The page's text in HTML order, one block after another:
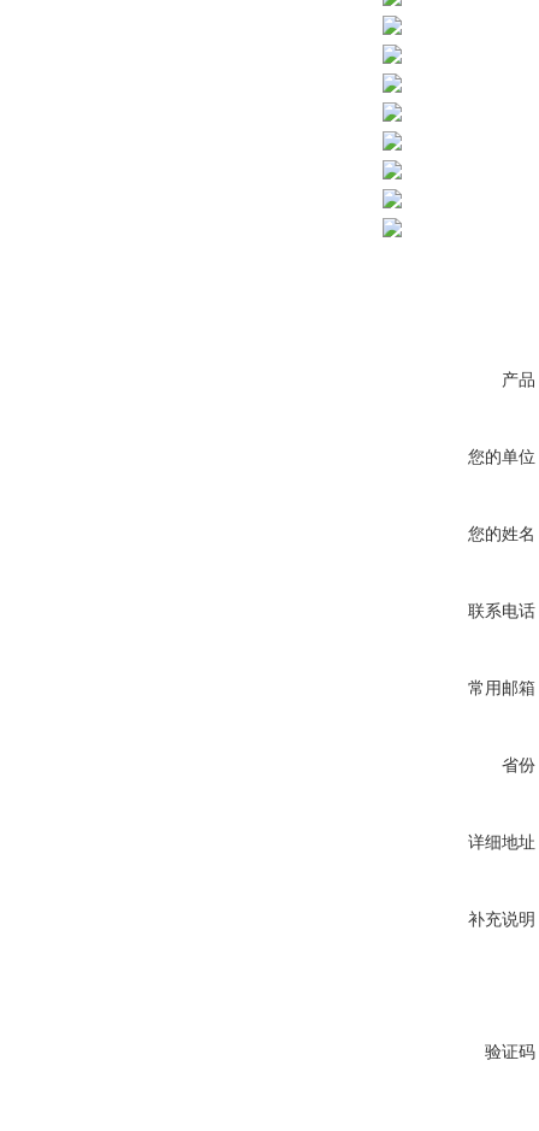
产品
您的单位
您的姓名
联系电话
常用邮箱
省份
详细地址
补充说明
验证码